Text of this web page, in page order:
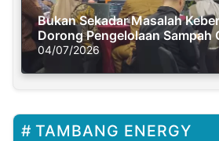
Bukan Sekadar Masalah
Dorong Pengelolaan Sampah
Solusi Krisis Iklim
04/07/2026
TAMBANG ENERGY